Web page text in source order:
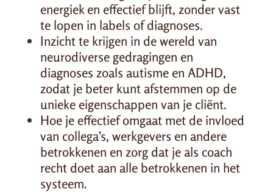
energiek en effectief blijft, zonder vast
te lopen in labels of diagnoses.
Inzicht te krijgen in de wereld van
neurodiverse gedragingen en
diagnoses zoals autisme en ADHD,
zodat je beter kunt afstemmen op de
unieke eigenschappen van je cliënt.
Hoe je effectief omgaat met de invloed
van collega’s, werkgevers en andere
betrokkenen en zorg dat je als coach
recht doet aan alle betrokkenen in het
systeem.